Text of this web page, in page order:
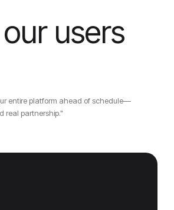
users
entire platform ahead of schedule—
real partnership."